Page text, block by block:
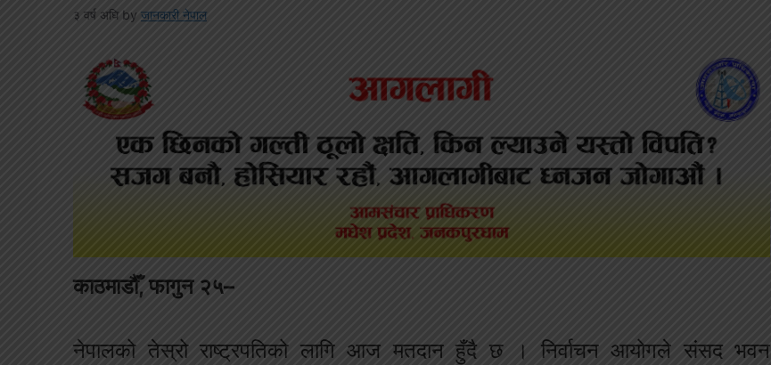
३ वर्ष अघि by जानकारी नेपाल
काठमाडौँ, फागुन २५–
नेपालको तेस्रो राष्ट्रपतिको लागि आज मतदान हुँदै छ । निर्वाचन आयोगले संसद भवन